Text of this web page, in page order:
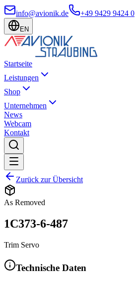
info@avionik.de +49 9429 9424 0
EN
Startseite
Leistungen
Shop
Unternehmen
News
Webcam
Kontakt
Zurück zur Übersicht
As Removed
1C373-6-487
Trim Servo
Technische Daten